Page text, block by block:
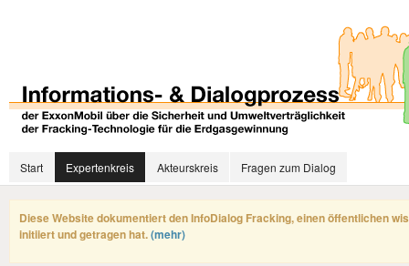
Start Expertenkreis Akteurskreis Fragen zum Dialog
Diese Website dokumentiert den InfoDialog Fracking, einen öffentlichen
initiiert und getragen hat.(mehr)